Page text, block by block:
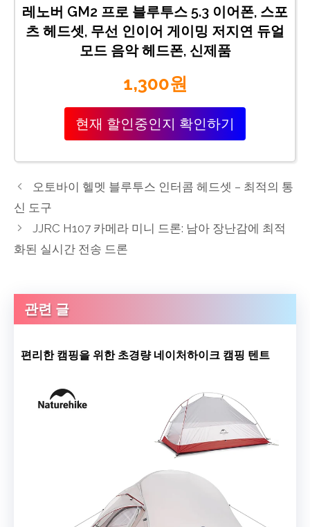
레노버 GM2 프로 블루투스 5.3 이어폰, 스포
츠 헤드셋, 무선 인이어 게이밍 저지연 듀얼
모드 음악 헤드폰, 신제품
1,300원
현재 할인중인지 확인하기
오토바이 헬멧 블루투스 인터콤 헤드셋 – 최적의 통
신 도구
JJRC H107 카메라 미니 드론: 남아 장난감에 최적
화된 실시간 전송 드론
관련 글
편리한 캠핑을 위한 초경량 네이처하이크 캠핑 텐트